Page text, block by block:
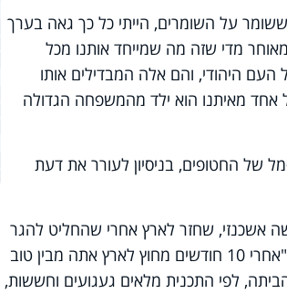
על השומרים, הייתי כל כך גאה בערך
מדי שזה מה שמייחד אותנו מכל
היהודי, והם אלה המבדילים אותו
אחד מאיתנו הוא ילד מהמשפחה הגדולה
של החטופים, בניסיון לעורר את דעת
אשכנזי, שחזר לארץ אחרי שהחליט להגר
לתאילנד. בפוסט שהעלה לחשבון האינסטגרם שלו כתב אשכנזי: "אחרי 10 חודשים מחוץ לארץ אתה מבין טוב
לפי התכנית מלאים געגועים וחששות,